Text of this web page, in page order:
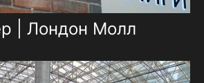
| Лондон Молл